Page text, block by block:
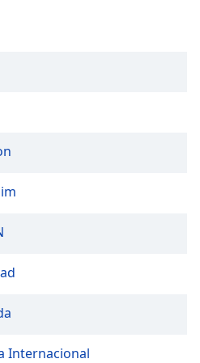
Internacional